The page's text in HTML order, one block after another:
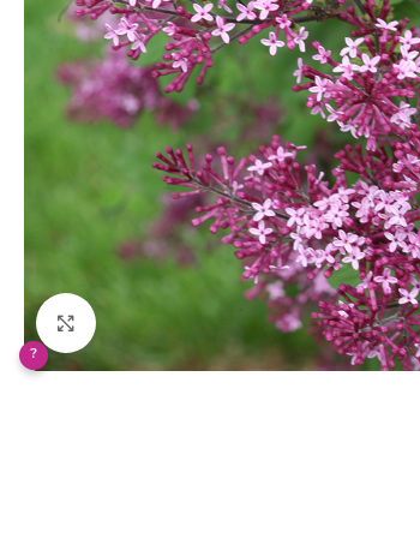
Klikněte pro zvětšení
?